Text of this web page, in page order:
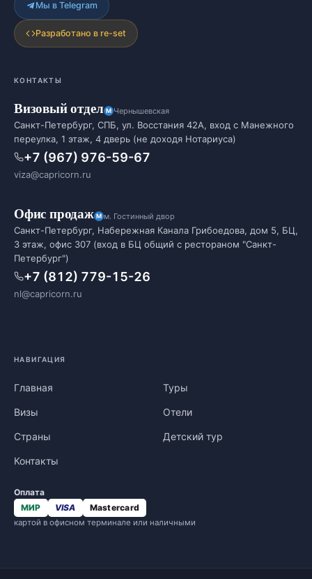
Мы в Telegram
Разработано в re-set
КОНТАКТЫ
Визовый отдел Чернышевская
Санкт-Петербург, СПБ, ул. Восстания 42А, вход с Манежного
переулка, 1 этаж, 4 дверь (не доходя Нотариуса)
+7 (967) 976-59-67
viza@capricorn.ru
Офис продаж м. Гостинный двор
Санкт-Петербург, Набережная Канала Грибоедова, дом 5, БЦ,
3 этаж, офис 307 (вход в БЦ общий с рестораном "Санкт-
Петербург")
+7 (812) 779-15-26
nl@capricorn.ru
НАВИГАЦИЯ
Главная Туры
Визы Отели
Страны Детский тур
Контакты
Оплата
МИР
VISA Mastercard
картой в офисном терминале или наличными